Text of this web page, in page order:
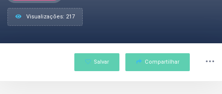
Visualizações: 217
Salvar Compartilhar